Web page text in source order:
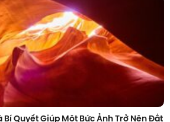
Bí Quyết Giúp Một Bức Ảnh Trở Nên Đắt